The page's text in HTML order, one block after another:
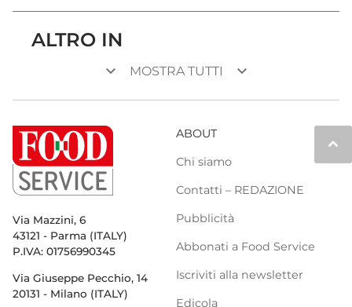
ALTRO IN
keyboard_arrow_down MOSTRA TUTTI keyboard_arrow_down
keyboard_arrow_up
Via Mazzini, 6
43121 - Parma (ITALY)
P.IVA: 01756990345
Via Giuseppe Pecchio, 14
20131 - Milano (ITALY)
ABOUT
Chi siamo
Contatti – REDAZIONE
Pubblicità
Abbonati a Food Service
Iscriviti alla newsletter
Edicola